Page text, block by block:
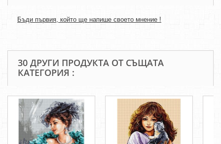
Бъди първия, който ще напише своето мнение !
30 ДРУГИ ПРОДУКТА ОТ СЪЩАТА
КАТЕГОРИЯ :